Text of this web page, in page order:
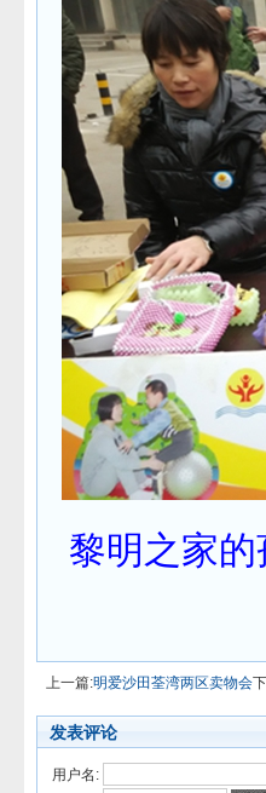
黎明之家
上一篇:明爱沙田荃湾两区卖物会
发表评论
用户名: